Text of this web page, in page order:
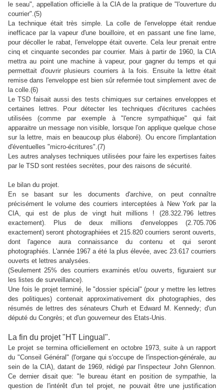
le seau", appellation officielle à la CIA de la pratique de "l'ouverture du
courrier".(5)
La technique était très simple. La colle de l'enveloppe était rendue
inefficace par la vapeur d'une bouilloire, et en passant une fine lame,
pour décoller le rabat, l'enveloppe était ouverte. Cela leur prenait entre
cinq et cinquante secondes par courrier. Mais à partir de 1960, la CIA
mettra au point une machine à vapeur, pour gagner du temps et qui
permettait d'ouvrir plusieurs courriers à la fois. Ensuite la lettre était
remise dans l'enveloppe est bien sûr refermée tout simplement avec de
la colle.(6)
Le TSD faisait aussi des tests chimiques sur certaines enveloppes et
certaines lettres. Pour détecter les techniques d'écritures cachées
utilisées (comme par exemple à "l'encre sympathique" qui fait
apparaitre un message non visible, lorsque l'on applique quelque chose
sur la lettre, mais en beaucoup plus élaboré). Ou encore l'implantation
d'éventuelles "micro-écritures".(7)
Les autres analyses techniques utilisées pour faire les expertises faites
par le TSD sont restées secrètes, pour des raisons de sécurité.
Le bilan du projet.
En se basant sur les documents d'archive, on peut connaître
précisément le volume des courriers interceptées à New York par la
CIA, qui est de plus de vingt huit millions ! (28.322.796 lettres
exactement). Plus de deux millions d'enveloppes (2.705.706
exactement) seront photographiées et 215.820 courriers seront ouverts,
dont l'agence aura connaissance du contenu et qui seront
photographiés. L'année 1967 a été la plus élevée, avec 23.617 courriers
ouverts et lettres analysées.
(Seulement 25% des courriers examinés et/ou ouverts, figuraient sur
les listes de surveillance).
Une fois le projet terminé, le "dossier spécial" (pour y mettre les lettres
des politiques) contenait approximativement dix photographies, des
résumés de lettres des sénateurs Churh et Edward M. Kennedy; d'un
député du Congrès; et d'un gouverneur des Etats-Unis.
La fin du projet "HT Lingual".
Le projet se termina officiellement en octobre 1973, suite à un rapport
du "Conseil Général" (l'organe qui s'occupe de l'inspection-générale, au
sein de la CIA), datant de 1969, rédigé par l'inspecteur John Glennon.
Ce dernier disait que: "le bureau étant en position de sympathie, la
question de l'intérêt d'un tel projet, ne pouvait être une justification